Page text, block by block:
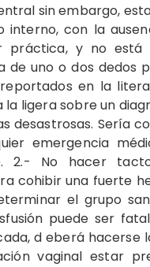
sin embargo,
con la
práctica, y no
uno o dos dedos
en la
la ligera sobre un
desastrosas. Sería
emergencia
2.- No hacer
cohibir una fuerte
el grupo
puede ser
d eberá hacerse
vaginal estar